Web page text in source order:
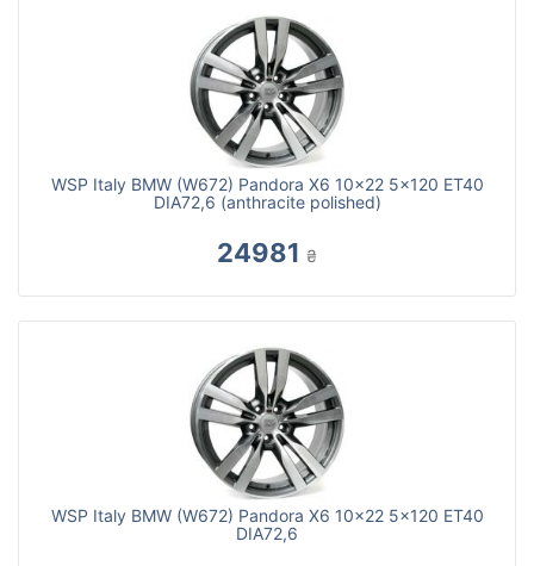
WSP Italy BMW (W672) Pandora X6 10x22 5x120 ET40
DIA72,6 (anthracite polished)
24981 ₴
WSP Italy BMW (W672) Pandora X6 10x22 5x120 ET40
DIA72,6